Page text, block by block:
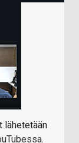
lähetetään
.